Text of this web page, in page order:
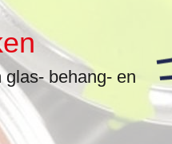
behang- en